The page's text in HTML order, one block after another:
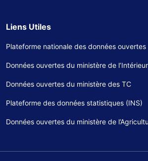
Liens Utiles
Plateforme nationale des données ouvertes
Données ouvertes du ministère de l’Intérieur
Données ouvertes du ministère des TC
Plateforme des données statistiques (INS)
Données ouvertes du ministère de